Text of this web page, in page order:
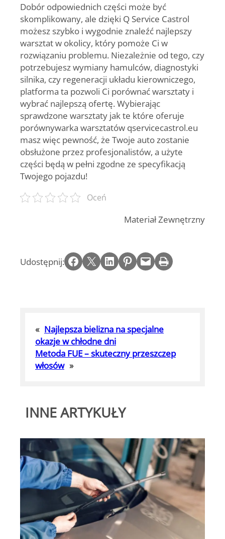
Dobór odpowiednich części może być
skomplikowany, ale dzięki Q Service Castrol
możesz szybko i wygodnie znaleźć najlepszy
warsztat w okolicy, który pomoże Ci w
rozwiązaniu problemu. Niezależnie od tego, czy
potrzebujesz wymiany hamulców, diagnostyki
silnika, czy regeneracji układu kierowniczego,
platforma ta pozwoli Ci porównać warsztaty i
wybrać najlepszą ofertę. Wybierając
sprawdzone warsztaty jak te które oferuje
porównywarka warsztatów qservicecastrol.eu
masz więc pewność, że Twoje auto zostanie
obsłużone przez profesjonalistów, a użyte
części będą w pełni zgodne ze specyfikacją
Twojego pojazdu!
Oceń
Materiał Zewnętrzny
Udostępnij: Share on Facebook Email this Page Share on LinkedIn Share on Pinterest Email this Page Print this Page
« Najlepsza bielizna na specjalne
okazje w chłodne dni
Metoda FUE – skuteczny przeszczep
włosów »
INNE ARTYKUŁY